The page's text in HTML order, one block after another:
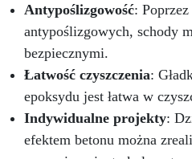
Antypoślizgowość:
antypoślizgowych, schody
bezpiecznymi.
Łatwość czyszczenia:
epoksydu jest łatwa w
Indywidualne projekty:
efektem betonu można